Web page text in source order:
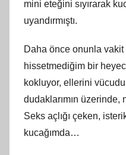
mini eteğini sıyırarak
uyandırmıştı.
Daha önce onunla
hissetmediğim bir
kokluyor, ellerini
dudaklarımın
Seks açlığı çeken,
kucağımda…